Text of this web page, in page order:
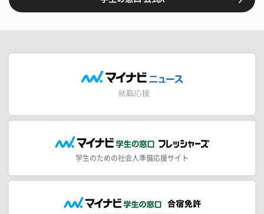
学生のための社会人準備応援サイト